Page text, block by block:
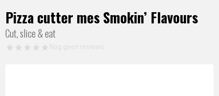
Pizza cutter mes Smokin’ Flavours
Cut, slice & eat